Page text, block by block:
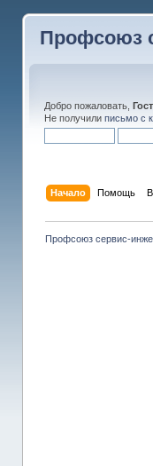
Профсоюз
Добро пожаловать,
Не получили письмо с
Начало Помощь
Профсоюз сервис-